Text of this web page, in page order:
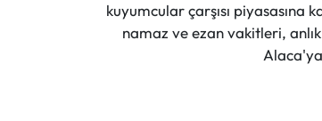
kuyumcular çarşısı
namaz ve ezan vakitleri,